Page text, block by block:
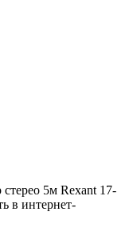
5м Rexant 17-
в интернет-